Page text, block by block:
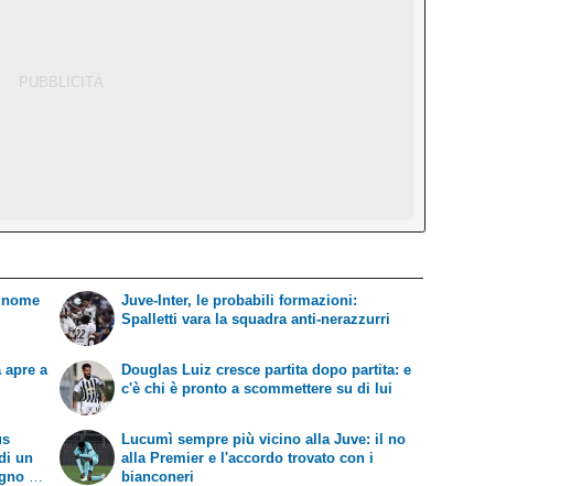
apre a
Juve-Inter, le probabili formazioni:
Spalletti vara la squadra anti-nerazzurri
Douglas Luiz cresce partita dopo partita: e
c'è chi è pronto a scommettere su di lui
un
di
Lucumì sempre più vicino alla Juve: il no
alla Premier e l'accordo trovato con i
bianconeri